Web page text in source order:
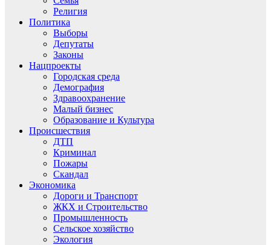
Религия
Политика
Выборы
Депутаты
Законы
Нацпроекты
Городская среда
Демография
Здравоохранение
Малый бизнес
Образование и Культура
Происшествия
ДТП
Криминал
Пожары
Скандал
Экономика
Дороги и Транспорт
ЖКХ и Строительство
Промышленность
Сельское хозяйство
Экология